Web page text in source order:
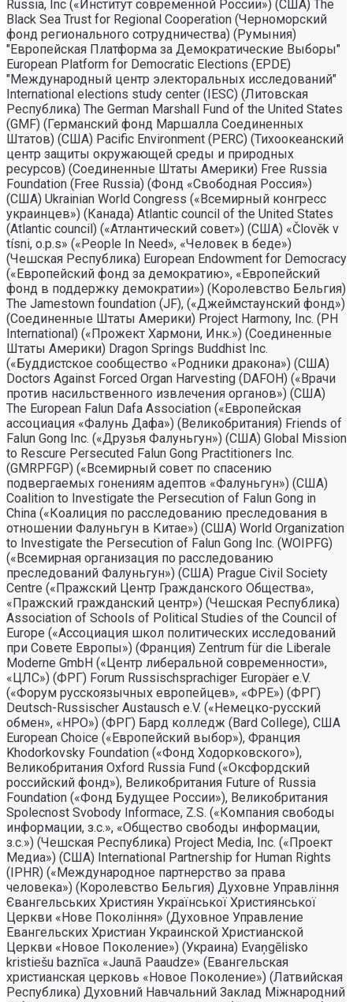
Russia, Inc («Институт современной России») (США) The
Black Sea Trust for Regional Cooperation (Черноморский
фонд регионального сотрудничества) (Румыния)
"Европейская Платформа за Демократические Выборы"
European Platform for Democratic Elections (EPDE)
"Международный центр электоральных исследований"
International elections study center (IESC) (Литовская
Республика) The German Marshall Fund of the United States
(GMF) (Германский фонд Маршалла Соединенных
Штатов) (США) Pacific Environment (PERC) (Тихоокеанский
центр защиты окружающей среды и природных
ресурсов) (Соединенные Штаты Америки) Free Russia
Foundation (Free Russia) (Фонд «Свободная Россия»)
(США) Ukrainian World Congress («Всемирный конгресс
украинцев») (Канада) Atlantic council of the United States
(Atlantic council) («Атлантический совет») (США) «Člověk v
tísni, o.p.s» («People In Need», «Человек в беде»)
(Чешская Республика) European Endowment for Democracy
(«Европейский фонд за демократию», «Европейский
фонд в поддержку демократии») (Королевство Бельгия)
The Jamestown foundation (JF), («Джеймстаунский фонд»)
(Соединенные Штаты Америки) Project Harmony, Inc. (PH
International) («Прожект Хармони, Инк.») (Соединенные
Штаты Америки) Dragon Springs Buddhist Inc.
(«Буддистское сообщество «Родники дракона») (США)
Doctors Against Forced Organ Harvesting (DAFOH) («Врачи
против насильственного извлечения органов») (США)
The European Falun Dafa Association («Европейская
ассоциация «Фалунь Дафа») (Великобритания) Friends of
Falun Gong Inc. («Друзья Фалуньгун») (США) Global Mission
to Rescure Persecuted Falun Gong Practitioners Inc.
(GMRPFGP) («Всемирный совет по спасению
подвергаемых гонениям адептов «Фалуньгун») (США)
Coalition to Investigate the Persecution of Falun Gong in
China («Коалиция по расследованию преследования в
отношении Фалуньгун в Китае») (США) World Organization
to Investigate the Persecution of Falun Gong Inc. (WOIPFG)
(«Всемирная организация по расследованию
преследований Фалуньгун») (США) Prague Civil Society
Centre («Пражский Центр Гражданского Общества»,
«Пражский гражданский центр») (Чешская Республика)
Association of Schools of Political Studies of the Council of
Europe («Ассоциация школ политических исследований
при Совете Европы») (Франция) Zentrum für die Liberale
Moderne GmbH («Центр либеральной современности»,
«ЦЛС») (ФРГ) Forum Russischsprachiger Europäer e.V.
(«Форум русскоязычных европейцев», «ФРЕ») (ФРГ)
Deutsch-Russischer Austausch e.V. («Немецко-русский
обмен», «НРО») (ФРГ) Бард колледж (Bard College), США
European Choice («Европейский выбор»), Франция
Khodorkovsky Foundation («Фонд Ходорковского»),
Великобритания Oxford Russia Fund («Оксфордский
российский фонд»), Великобритания Future of Russia
Foundation («Фонд Будущее России»), Великобритания
Spolecnost Svobody Informace, Z.S. («Компания свободы
информации, з.с.», «Общество свободы информации,
з.с.») (Чешская Республика) Project Media, Inc. («Проект
Медиа») (США) International Partnership for Human Rights
(IPHR) («Международное партнерство за права
человека») (Королевство Бельгия) Духовне Управлiння
Євангельських Християн Української Християнської
Церкви «Нове Поколiння» (Духовное Управление
Евангельских Христиан Украинской Христианской
Церкви «Новое Поколение») (Украина) Evaņgēlisko
kristiešu baznīca «Jaunā Paaudze» (Евангельская
христианская церковь «Новое Поколение») (Латвийская
Республика) Духовний Навчальний Заклад Міжнародний